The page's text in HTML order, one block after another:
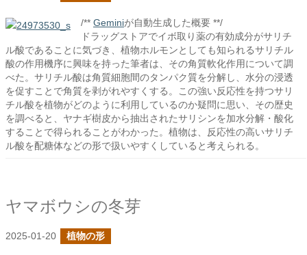
/** Geminiが自動生成した概要 **/
ドラッグストアでイボ取り薬の有効成分がサリチ
ル酸であることに気づき、植物ホルモンとしても知られるサリチル
酸の作用機序に興味を持った筆者は、その角質軟化作用について調
べた。サリチル酸は角質細胞間のタンパク質を分解し、水分の浸透
を促すことで角質を剥がれやすくする。この強い反応性を持つサリ
チル酸を植物がどのように利用しているのか疑問に思い、その歴史
を調べると、ヤナギ樹皮から抽出されたサリシンを加水分解・酸化
することで得られることがわかった。植物は、反応性の高いサリチ
ル酸を配糖体などの形で扱いやすくしていると考えられる。
ヤマボウシの冬芽
2025-01-20 植物の形